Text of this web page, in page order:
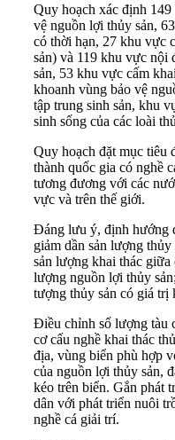
Quy hoạch xác định
vệ nguồn lợi thủy sản,
có thời hạn, 27 khu vực
sản) và 119 khu vực nội
sản, 53 khu vực cấm
khoanh vùng bảo vệ
tập trung sinh sản, khu
sinh sống của các loài
Quy hoạch đặt mục tiêu
thành quốc gia có nghề
tương đương với các
vực và trên thế giới.
Đáng lưu ý, định hướng
giảm dần sản lượng
sản lượng khai thác
lượng nguồn lợi thủy
tượng thủy sản có giá trị
Điều chỉnh số lượng tàu
cơ cấu nghề khai thác
địa, vùng biển phù hợp
của nguồn lợi thủy sản,
kéo trên biển. Gắn phát
dân với phát triển nuôi
nghề cá giải trí.